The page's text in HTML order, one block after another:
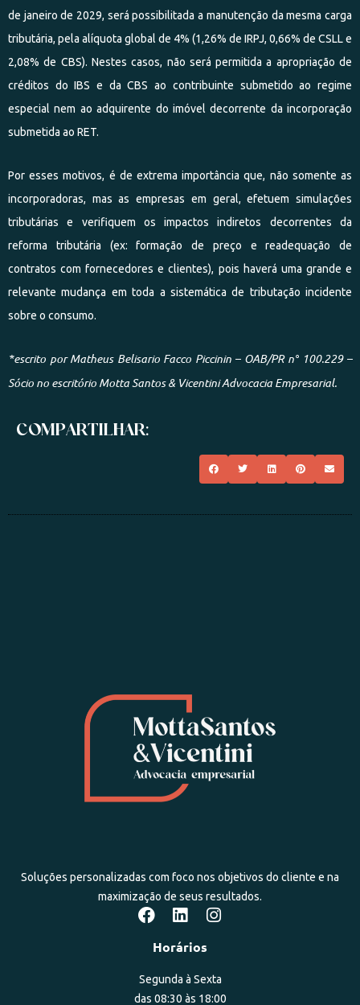
de janeiro de 2029, será possibilitada a manutenção da mesma carga
tributária, pela alíquota global de 4% (1,26% de IRPJ, 0,66% de CSLL e
2,08% de CBS). Nestes casos, não será permitida a apropriação de
créditos do IBS e da CBS ao contribuinte submetido ao regime
especial nem ao adquirente do imóvel decorrente da incorporação
submetida ao RET.
Por esses motivos, é de extrema importância que, não somente as
incorporadoras, mas as empresas em geral, efetuem simulações
tributárias e verifiquem os impactos indiretos decorrentes da
reforma tributária (ex: formação de preço e readequação de
contratos com fornecedores e clientes), pois haverá uma grande e
relevante mudança em toda a sistemática de tributação incidente
sobre o consumo.
*escrito por Matheus Belisario Facco Piccinin – OAB/PR n° 100.229 –
Sócio no escritório Motta Santos & Vicentini Advocacia Empresarial.
COMPARTILHAR:
Soluções personalizadas com foco nos objetivos do cliente e na
maximização de seus resultados.
Horários
Segunda à Sexta
das 08:30 às 18:00